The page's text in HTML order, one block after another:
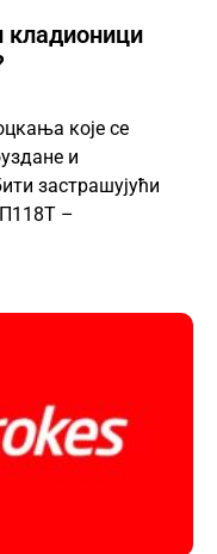
кладионици
које се
и
застрашујући
–